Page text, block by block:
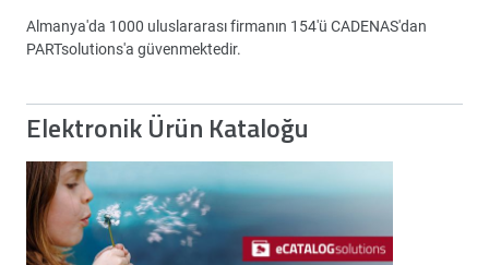
Almanya'da 1000 uluslararası firmanın 154'ü CADENAS'dan
PARTsolutions'a güvenmektedir.
Elektronik Ürün Kataloğu